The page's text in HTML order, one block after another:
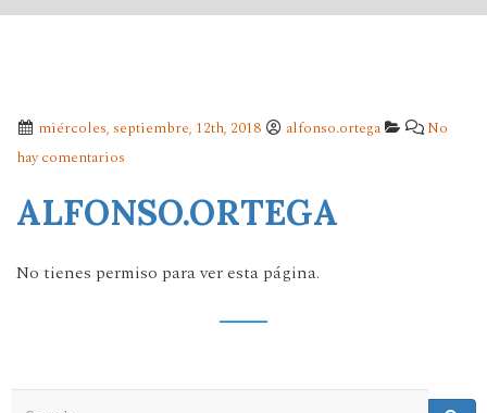
miércoles, septiembre, 12th, 2018 alfonso.ortega
No
hay comentarios
ALFONSO.ORTEGA
No tienes permiso para ver esta página.